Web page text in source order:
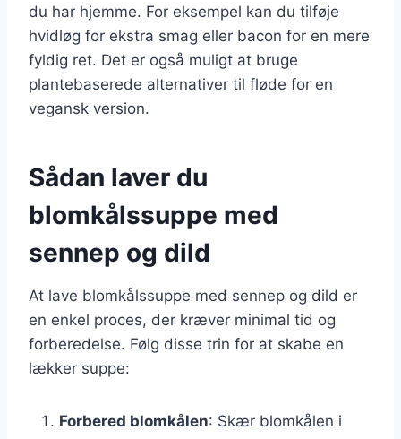
du har hjemme. For eksempel kan du tilføje
hvidløg for ekstra smag eller bacon for en mere
fyldig ret. Det er også muligt at bruge
plantebaserede alternativer til fløde for en
vegansk version.
Sådan laver du
blomkålssuppe med
sennep og dild
At lave blomkålssuppe med sennep og dild er
en enkel proces, der kræver minimal tid og
forberedelse. Følg disse trin for at skabe en
lækker suppe:
Forbered blomkålen: Skær blomkålen i